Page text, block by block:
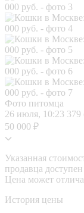
Фото питомца
26 июля, 10:23 379
50 000 ₽
Указанная
продавца
Цена может
История цены